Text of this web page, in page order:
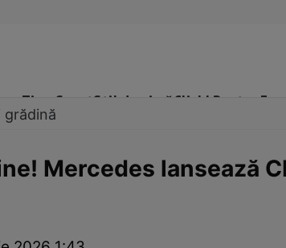
Time SportStil de viațăClick! Pentru
grădină
Mercedes lansează